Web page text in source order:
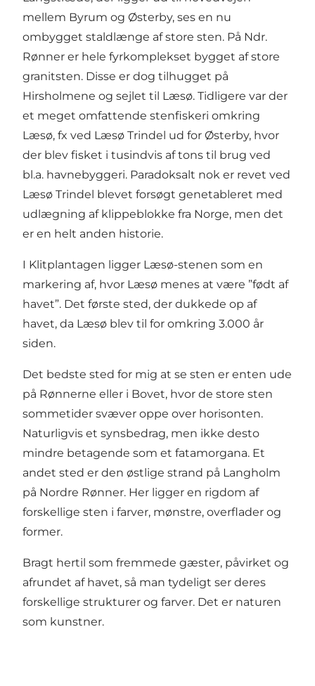
mellem Byrum og Østerby, ses en nu
ombygget staldlænge af store sten. På Ndr.
Rønner er hele fyrkomplekset bygget af store
granitsten. Disse er dog tilhugget på
Hirsholmene og sejlet til Læsø. Tidligere var der
et meget omfattende stenfiskeri omkring
Læsø, fx ved Læsø Trindel ud for Østerby, hvor
der blev fisket i tusindvis af tons til brug ved
bl.a. havnebyggeri. Paradoksalt nok er revet ved
Læsø Trindel blevet forsøgt genetableret med
udlægning af klippeblokke fra Norge, men det
er en helt anden historie.
I Klitplantagen ligger Læsø-stenen som en
markering af, hvor Læsø menes at være ”født af
havet”. Det første sted, der dukkede op af
havet, da Læsø blev til for omkring 3.000 år
siden.
Det bedste sted for mig at se sten er enten ude
på Rønnerne eller i Bovet, hvor de store sten
sommetider svæver oppe over horisonten.
Naturligvis et synsbedrag, men ikke desto
mindre betagende som et fatamorgana. Et
andet sted er den østlige strand på Langholm
på Nordre Rønner. Her ligger en rigdom af
forskellige sten i farver, mønstre, overflader og
former.
Bragt hertil som fremmede gæster, påvirket og
afrundet af havet, så man tydeligt ser deres
forskellige strukturer og farver. Det er naturen
som kunstner.